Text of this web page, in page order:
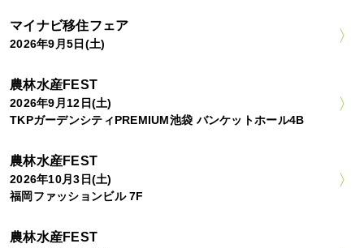
マイナビ移住フェア
2026年9月5日(土)
農林水産FEST
2026年9月12日(土)
TKPガーデンシティPREMIUM池袋 バンケットホール4B
農林水産FEST
2026年10月3日(土)
福岡ファッションビル 7F
農林水産FEST